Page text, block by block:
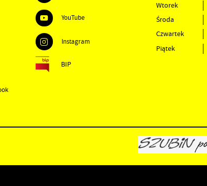
YouTube
Instagram
BIP
Wtorek
Środa
Czwartek
Piątek